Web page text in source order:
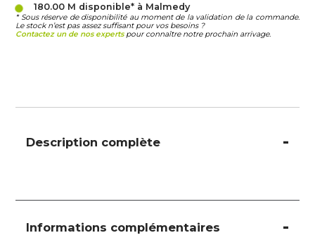
180.00 M disponible* à Malmedy
* Sous réserve de disponibilité au moment de la validation de la commande.
Le stock n’est pas assez suffisant pour vos besoins ?
Contactez un de nos expertspour connaître notre prochain arrivage.
Description complète
Informations complémentaires